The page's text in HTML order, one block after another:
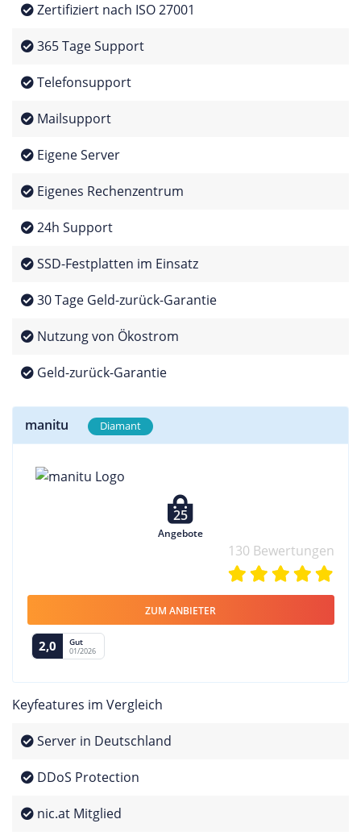
Zertifiziert nach ISO 27001
365 Tage Support
Telefonsupport
Mailsupport
Eigene Server
Eigenes Rechenzentrum
24h Support
SSD-Festplatten im Einsatz
30 Tage Geld-zurück-Garantie
Nutzung von Ökostrom
Geld-zurück-Garantie
manitu Diamant
25
Angebote
130 Bewertungen
ZUM ANBIETER
2,0 Gut
01/2026
Keyfeatures im Vergleich
Server in Deutschland
DDoS Protection
nic.at Mitglied